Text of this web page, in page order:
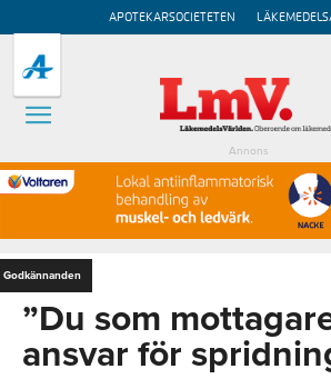
APOTEKARSOCIETETEN
Annons
Godkännanden
”Du som
ansvar för